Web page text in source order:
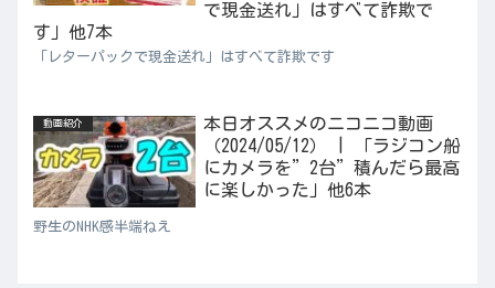
で現金送れ」はすべて詐欺で
す」他7本
「レターパックで現金送れ」はすべて詐欺です
動画紹介
本日オススメのニコニコ動画
（2024/05/12） | 「ラジコン船
にカメラを”2台”積んだら最高
に楽しかった」他6本
野生のNHK感半端ねえ